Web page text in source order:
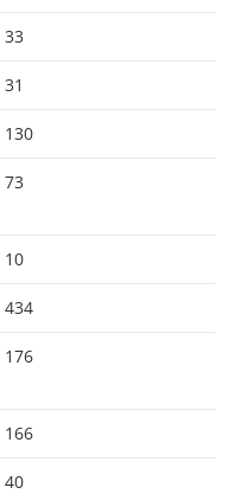
33
31
130
73
10
434
176
166
40